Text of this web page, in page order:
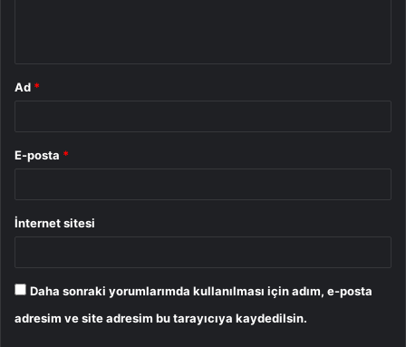
Ad *
E-posta *
İnternet sitesi
Daha sonraki yorumlarımda kullanılması için adım, e-posta
adresim ve site adresim bu tarayıcıya kaydedilsin.